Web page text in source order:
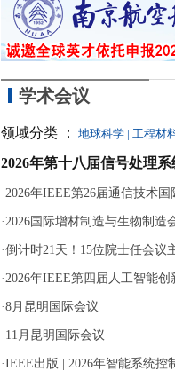
学术会议
领域分类 ： 地球科学 | 工程材
2026年第十八届信号处理系
·2026年IEEE第26届通信技术国
·2026国际增材制造与生物制造
·倒计时21天！15位院士任会议
·2026年IEEE第四届人工智能
·8月昆明国际会议
· 11月昆明国际会议
·IEEE出版 | 2026年智能系统控